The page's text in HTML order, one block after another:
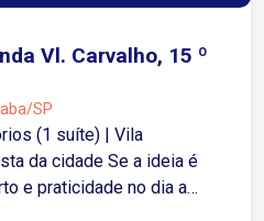
Vl. Carvalho, 15 º
SP
(1 suíte) | Vila
Se a ideia é
e praticidade no dia a